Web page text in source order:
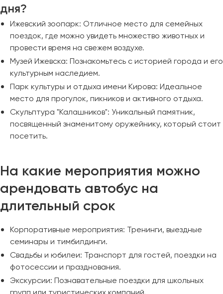
дня?
Ижевский зоопарк: Отличное место для семейных
поездок, где можно увидеть множество животных и
провести время на свежем воздухе.
Музей Ижевска: Познакомьтесь с историей города и его
культурным наследием.
Парк культуры и отдыха имени Кирова: Идеальное
место для прогулок, пикников и активного отдыха.
Скульптура "Калашников": Уникальный памятник,
посвященный знаменитому оружейнику, который стоит
посетить.
На какие мероприятия можно
арендовать автобус на
длительный срок
Корпоративные мероприятия: Тренинги, выездные
семинары и тимбилдинги.
Свадьбы и юбилеи: Транспорт для гостей, поездки на
фотосессии и празднования.
Экскурсии: Познавательные поездки для школьных